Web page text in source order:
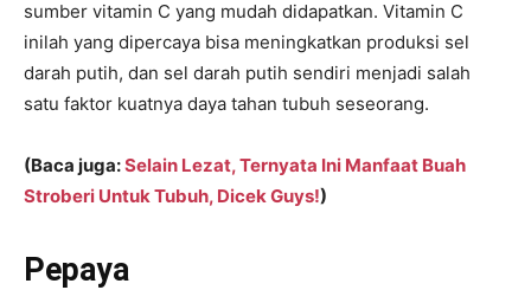
sumber vitamin C yang mudah didapatkan. Vitamin C
inilah yang dipercaya bisa meningkatkan produksi sel
darah putih, dan sel darah putih sendiri menjadi salah
satu faktor kuatnya daya tahan tubuh seseorang.
(Baca juga:Selain Lezat, Ternyata Ini Manfaat Buah
Stroberi Untuk Tubuh, Dicek Guys!)
Pepaya